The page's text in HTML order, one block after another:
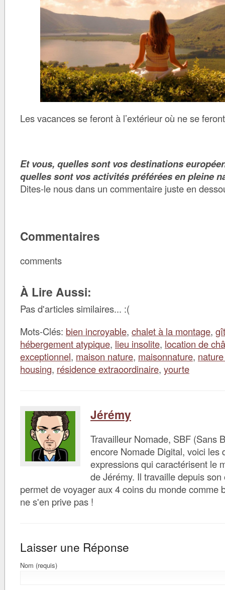
Les vacances se feront à l’extérieur où ne se
Et vous, quelles sont vos destinations
quelles sont vos activités préférées en pleine
Dites-le nous dans un commentaire juste en
Commentaires
comments
À Lire Aussi:
Pas d'articles similaires... :(
Mots-Clés: bien incroyable, chalet à la montage,
hébergement atypique, lieu insolite, location de
exceptionnel, maison nature, maisonnature,
housing, résidence extraoordinaire, yourte
Jérémy
Travailleur Nomade, SBF (Sans
encore Nomade Digital, voici les
expressions qui caractérisent le
de Jérémy. Il travaille depuis
permet de voyager aux 4 coins du monde comme
ne s'en prive pas !
Laisser une Réponse
Nom (requis)